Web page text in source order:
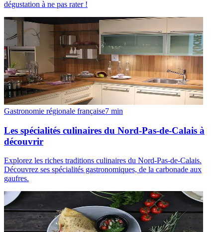
dégustation à ne pas rater !
Gastronomie régionale française7 min
Les spécialités culinaires du Nord-Pas-de-Calais à
découvrir
Explorez les riches traditions culinaires du Nord-Pas-de-Calais.
Découvrez ses spécialités gastronomiques, de la carbonade aux
gaufres.